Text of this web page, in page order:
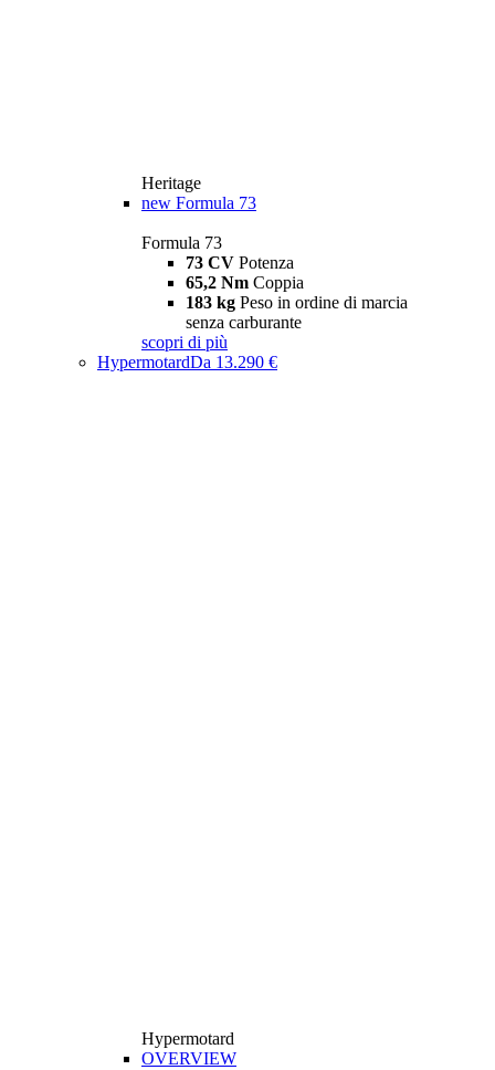
Heritage
new Formula 73
Formula 73
73 CV Potenza
65,2 Nm Coppia
183 kg Peso in ordine di marcia
senza carburante
scopri di più
HypermotardDa 13.290 €
Hypermotard
OVERVIEW